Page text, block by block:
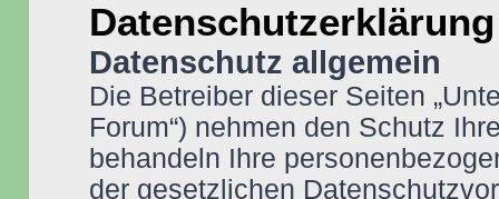
Datenschutzerklärung
Datenschutz allgemein
Die Betreiber dieser Seiten
Forum“) nehmen den Schutz
behandeln Ihre
der gesetzlichen